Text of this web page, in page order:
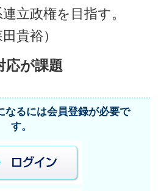
立政権を目指す。
貴裕）
応が課題
なるには会員登録が必要で
す。